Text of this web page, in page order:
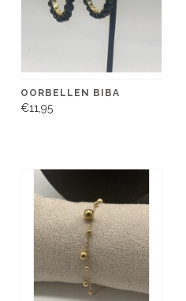
OORBELLEN BIBA
€11,95